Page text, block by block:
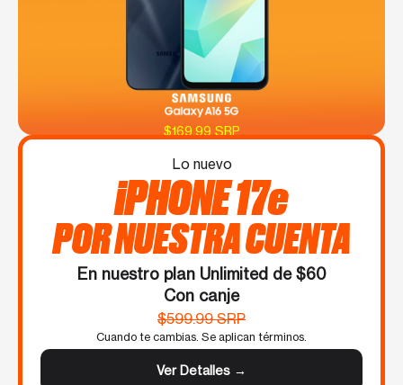
$169.99 SRP
Lo nuevo
iPHONE 17e
POR NUESTRA CUENTA
En nuestro plan Unlimited de $60
Con canje
$599.99 SRP
Cuando te cambias. Se aplican términos.
Ver Detalles →